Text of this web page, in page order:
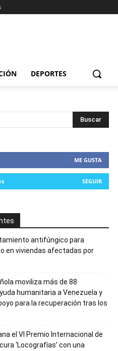
DEPORTES
ME GUSTA
SEGUIR
antifúngico para
en viviendas afectadas por
moviliza más de 88
humanitaria a Venezuela y
para la recuperación tras los
el VI Premio Internacional de
‘Locografías’ con una